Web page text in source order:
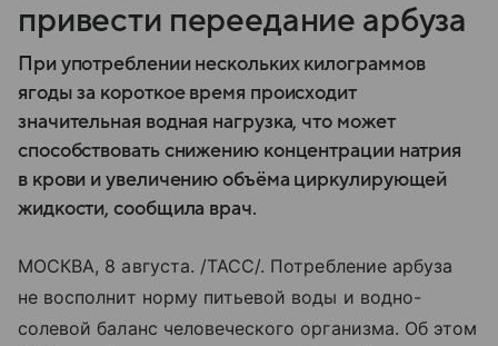
привести переедание арбуза
При употреблении нескольких килограммов
ягоды за короткое время происходит
значительная водная нагрузка, что может
способствовать снижению концентрации натрия
в крови и увеличению объёма циркулирующей
жидкости, сообщила врач.
МОСКВА, 8 августа. /ТАСС/. Потребление арбуза
не восполнит норму питьевой воды и водно-
солевой баланс человеческого организма. Об этом